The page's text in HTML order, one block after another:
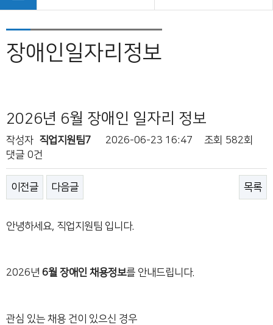
장애인일자리정보
2026년 6월 장애인 일자리 정보
작성자 직업지원팀7 2026-06-23 16:47 조회 582회
댓글 0건
이전글 다음글 목록
안녕하세요, 직업지원팀 입니다.
2026년 6월 장애인 채용정보를 안내드립니다.
관심 있는 채용 건이 있으신 경우